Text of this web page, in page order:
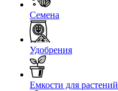
Семена
Удобрения
Емкости для растений